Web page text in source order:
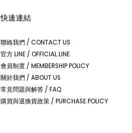
快速連結
聯絡我們 / CONTACT US
官方 LINE / OFFICIAL LINE
會員制度 / MEMBERSHIP POLICY
關於我們 / ABOUT US
常見問題與解答 / FAQ
購買與退換貨政策 / PURCHASE POLICY